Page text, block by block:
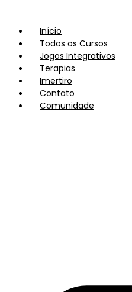
Início
Todos os Cursos
Jogos Integrativos
Terapias
Imertiro
Contato
Comunidade